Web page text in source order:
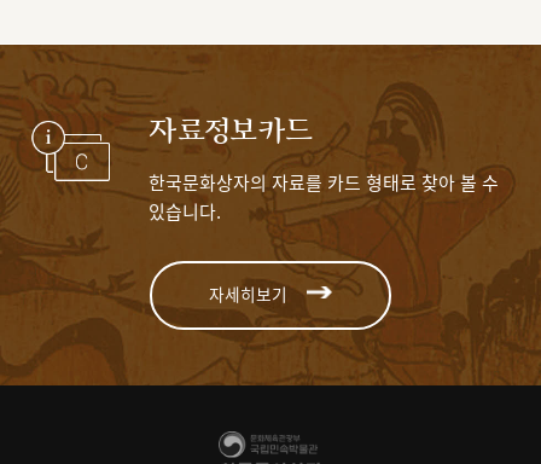
자료정보카드
한국문화상자의 자료를 카드 형태로 찾아 볼 수
있습니다.
자세히보기